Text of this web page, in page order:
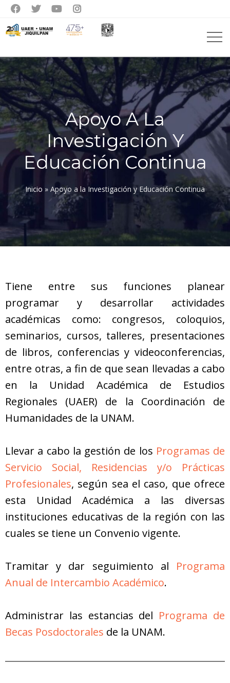
   
Apoyo A La
Investigación Y
Educación Continua
Inicio » Apoyo a la Investigación y Educación Continua
Tiene entre sus funciones planear
programar y desarrollar actividades
académicas como: congresos, coloquios,
seminarios, cursos, talleres, presentaciones
de libros, conferencias y videoconferencias,
entre otras, a fin de que sean llevadas a cabo
en la Unidad Académica de Estudios
Regionales (UAER) de la Coordinación de
Humanidades de la UNAM.
Llevar a cabo la gestión de los Programas de
Servicio Social, Residencias y/o Prácticas
Profesionales, según sea el caso, que ofrece
esta Unidad Académica a las diversas
instituciones educativas de la región con las
cuales se tiene un Convenio vigente.
Tramitar y dar seguimiento al Programa
Anual de Intercambio Académico.
Administrar las estancias del Programa de
Becas Posdoctorales de la UNAM.